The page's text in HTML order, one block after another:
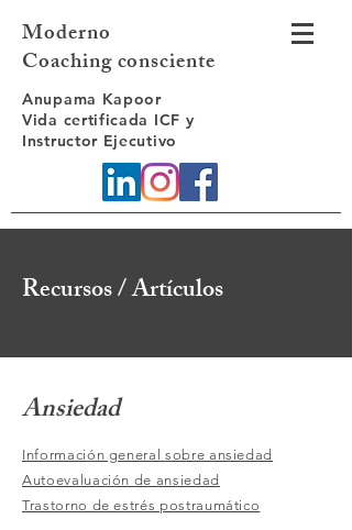
Moderno
Coaching consciente
Anupama Kapoor
Vida certificada ICF y
Instructor Ejecutivo
Recursos / Artículos
Ansiedad
Información general sobre ansiedad
Autoevaluación de ansiedad
Trastorno de estrés postraumático